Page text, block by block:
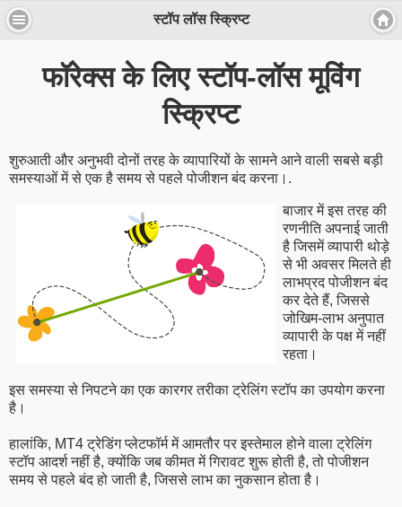
स्टॉप लॉस स्क्रिप्ट
फॉरेक्स के लिए स्टॉप-लॉस मूविंग
स्क्रिप्ट
शुरुआती और अनुभवी दोनों तरह के व्यापारियों के सामने आने वाली सबसे बड़ी
समस्याओं में से एक है समय से पहले पोजीशन बंद करना।.
बाजार में इस तरह की
रणनीति अपनाई जाती
है जिसमें व्यापारी थोड़े
से भी अवसर मिलते ही
लाभप्रद पोजीशन बंद
कर देते हैं, जिससे
जोखिम-लाभ अनुपात
व्यापारी के पक्ष में नहीं
रहता।
इस समस्या से निपटने का एक कारगर तरीका ट्रेलिंग स्टॉप का उपयोग करना
है।
हालांकि, MT4 ट्रेडिंग प्लेटफॉर्म में आमतौर पर इस्तेमाल होने वाला ट्रेलिंग
स्टॉप आदर्श नहीं है, क्योंकि जब कीमत में गिरावट शुरू होती है, तो पोजीशन
समय से पहले बंद हो जाती है, जिससे लाभ का नुकसान होता है।